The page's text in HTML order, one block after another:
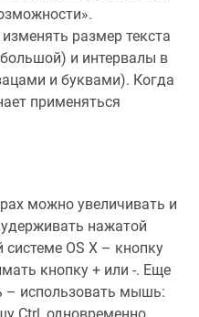
размер текста
и интервалы в
и буквами). Когда
применяться
можно увеличивать и
нажатой
OS X – кнопку
кнопку + или -. Еще
– использовать мышь: